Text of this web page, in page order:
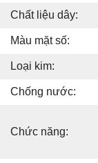
Chất liệu dây:
Màu mặt số:
Loại kim:
Chống nước:
Chức năng: